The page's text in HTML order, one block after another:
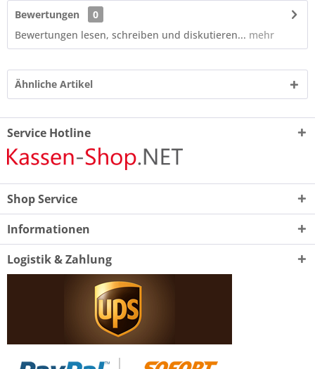
Bewertungen
0
Bewertungen lesen, schreiben und diskutieren... mehr
Ähnliche Artikel
Service Hotline
Shop Service
Informationen
Logistik & Zahlung